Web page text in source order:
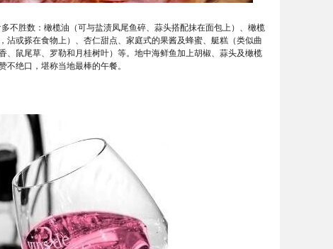
不胜数：橄榄油（可与盐渍凤尾鱼碎、蒜头搭配抹在面包上）、橄榄
沾或搽在食物上）、杏仁甜点、家庭式的果酱及蜂蜜、艇糕（类似曲
、鼠尾草、罗勒和月桂树叶）等。地中海鲜鱼加上胡椒、蒜头及橄榄
绝口，堪称当地最棒的午餐。